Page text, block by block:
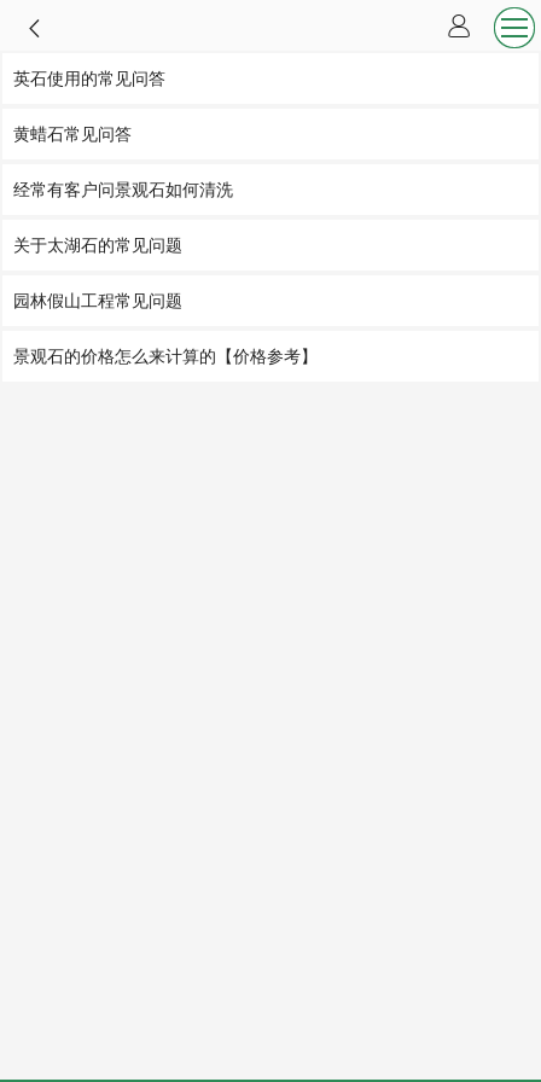
英石使用的常见问答
黄蜡石常见问答
经常有客户问景观石如何清洗
关于太湖石的常见问题
园林假山工程常见问题
景观石的价格怎么来计算的【价格参考】